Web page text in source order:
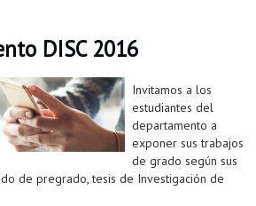
DISC 2016
Invitamos a los
estudiantes del
departamento a
exponer sus trabajos
de grado según sus
de pregrado, tesis de Investigación de